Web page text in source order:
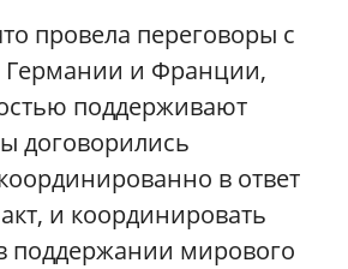
провела переговоры с
и Франции,
поддерживают
договорились
в ответ
и координировать
поддержании мирового